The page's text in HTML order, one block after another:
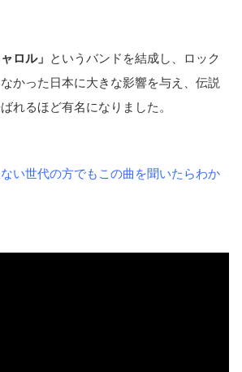
ャロル」 というバンドを結成し、ロック
かった日本に大きな影響を与え、伝説
れるほど有名になりました。
ない世代の方でもこの曲を聞いたらわか